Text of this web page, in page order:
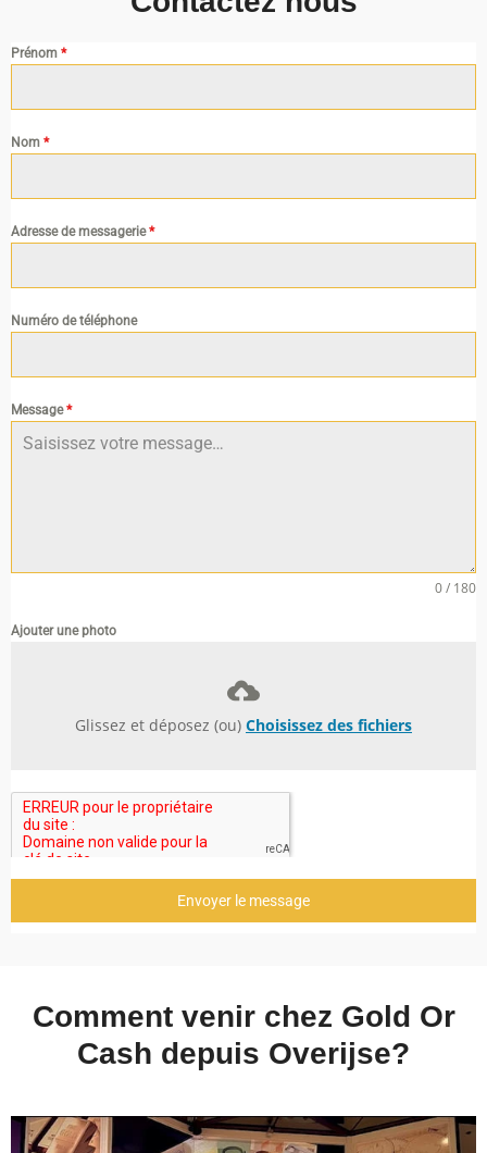
Prénom *
Nom *
Adresse de messagerie*
Numéro de téléphone
Message*
0 / 180
Ajouter une photo
Glissez et déposez (ou) Choisissez des fichiers
Envoyer le message
Comment venir chez Gold Or
Cash depuis Overijse?